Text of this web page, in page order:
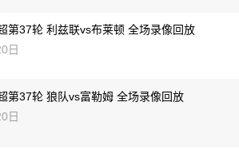
第37轮 利兹联vs布莱顿 全场录像回放
日
第37轮 狼队vs富勒姆 全场录像回放
日